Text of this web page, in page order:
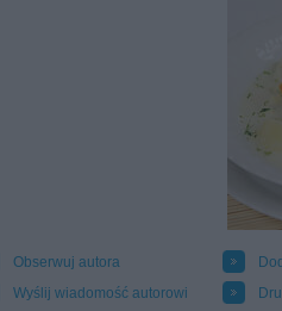
Obserwuj autora
Wyślij wiadomość autorowi